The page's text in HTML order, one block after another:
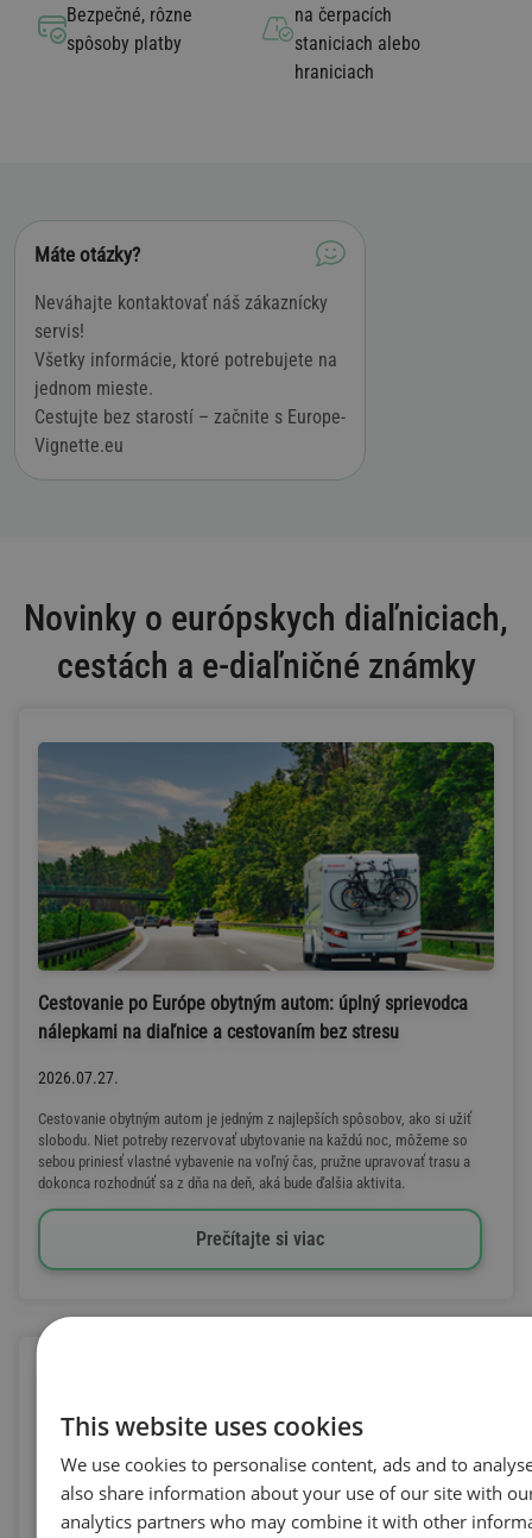
Bezpečné, rôzne
spôsoby platby
na čerpacích
staniciach alebo
hraniciach
Máte otázky?
Neváhajte kontaktovať náš zákaznícky
servis!
Všetky informácie, ktoré potrebujete na
jednom mieste.
Cestujte bez starostí – začnite s Europe-
Vignette.eu
Novinky o európskych diaľniciach,
cestách a e-diaľničné známky
Cestovanie po Európe obytným autom: úplný sprievodca
nálepkami na diaľnice a cestovaním bez stresu
2026.07.27.
Cestovanie obytným autom je jedným z najlepších spôsobov, ako si užiť
slobodu. Niet potreby rezervovať ubytovanie na každú noc, môžeme so
sebou priniesť vlastné vybavenie na voľný čas, pružne upravovať trasu a
dokonca rozhodnúť sa z dňa na deň, aká bude ďalšia aktivita.
Prečítajte si viac
This website uses cookies
We use cookies to personalise content, ads and to
also share information about your use of our site with
analytics partners who may combine it with other